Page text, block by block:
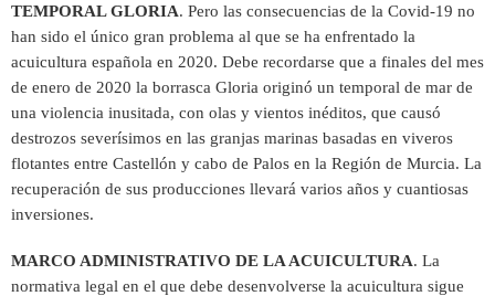
TEMPORAL GLORIA. Pero las consecuencias de la Covid-19 no
han sido el único gran problema al que se ha enfrentado la
acuicultura española en 2020. Debe recordarse que a finales del mes
de enero de 2020 la borrasca Gloria originó un temporal de mar de
una violencia inusitada, con olas y vientos inéditos, que causó
destrozos severísimos en las granjas marinas basadas en viveros
flotantes entre Castellón y cabo de Palos en la Región de Murcia. La
recuperación de sus producciones llevará varios años y cuantiosas
inversiones.
MARCO ADMINISTRATIVO DE LA ACUICULTURA. La
normativa legal en el que debe desenvolverse la acuicultura sigue